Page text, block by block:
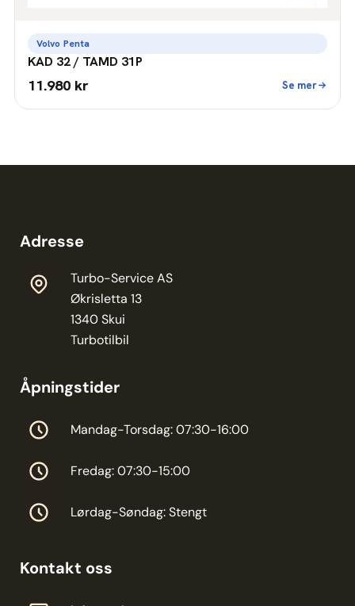
Volvo Penta
KAD 32 / TAMD 31P
11.980 kr Se mer
Adresse
Turbo-Service AS
Økrisletta 13
1340 Skui
Turbotilbil
Åpningstider
Mandag-Torsdag: 07:30-16:00
Fredag: 07:30-15:00
Lørdag-Søndag: Stengt
Kontakt oss